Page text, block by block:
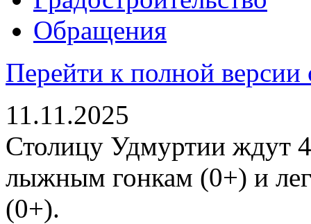
Обращения
Перейти к полной версии
11.11.2025
Столицу Удмуртии ждут
лыжным гонкам (0+) и
(0+).